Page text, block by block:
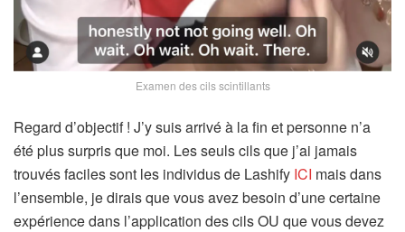
Examen des cils scintillants
Regard d’objectif ! J’y suis arrivé à la fin et personne n’a
été plus surpris que moi. Les seuls cils que j’ai jamais
trouvés faciles sont les individus de Lashify ICI mais dans
l’ensemble, je dirais que vous avez besoin d’une certaine
expérience dans l’application des cils OU que vous devez